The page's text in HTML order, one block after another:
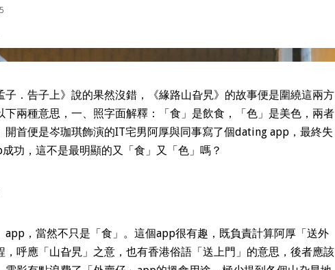
子．告子上》說的果然沒錯，《緣路山旮旯》的故事便是圍繞這兩方
下兩種意思，一、照字面解釋：「食」是飲食，「色」是美色，兩者
開首便是岑珈琪飾演的IT宅男阿厚與同事寫了個dating app，最終失
功，這不是最明顯的又「食」又「色」嗎？
app，當然不只是「食」。這個app很有趣，既負責計算阿厚「送外
，呼應「山旮旯」之意，也有香港俗語「送上門」的意思，後者應該